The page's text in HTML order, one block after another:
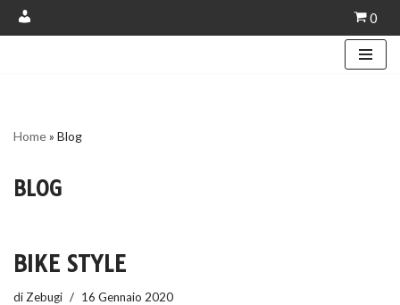
Account
0
Home» Blog
BLOG
BIKE STYLE
di Zebugi 16 Gennaio 2020